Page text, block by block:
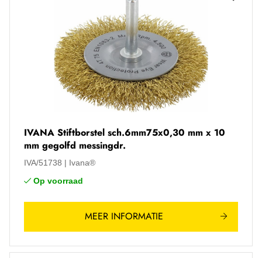
IVANA Stiftborstel sch.6mm75x0,30 mm x 10
mm gegolfd messingdr.
IVA/51738
Ivana®
Op voorraad
MEER INFORMATIE